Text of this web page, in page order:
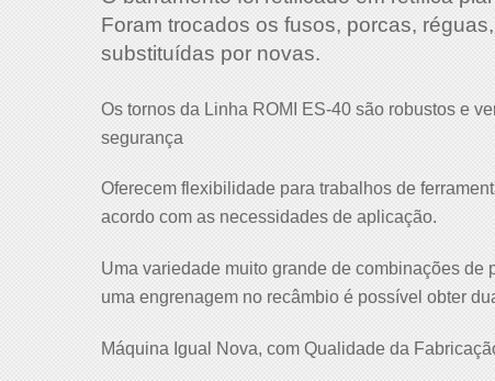
Foram trocados os fusos, porcas,
substituídas por novas.
Os tornos da Linha ROMI ES-40 são robustos e
segurança
Oferecem flexibilidade para trabalhos de
acordo com as necessidades de aplicação.
Uma variedade muito grande de combinações
uma engrenagem no recâmbio é possível obter
Máquina Igual Nova, com Qualidade da